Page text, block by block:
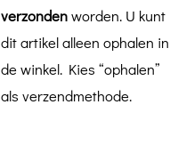
verzondenworden. U kunt
dit artikel alleen ophalen in
de winkel. Kies “ophalen”
als verzendmethode.